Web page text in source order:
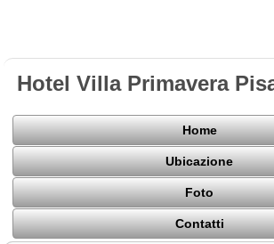
Hotel Villa Primavera
Home
Ubicazione
Foto
Contatti